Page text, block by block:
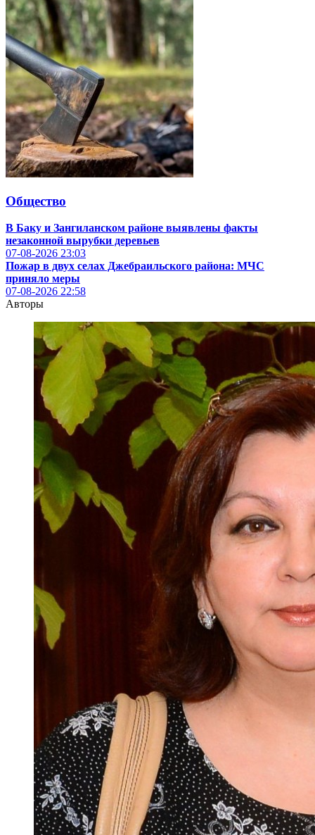
Общество
В Баку и Зангиланском районе выявлены факты
незаконной вырубки деревьев
07-08-2026 23:03
Пожар в двух селах Джебраильского района: МЧС
приняло меры
07-08-2026 22:58
Авторы